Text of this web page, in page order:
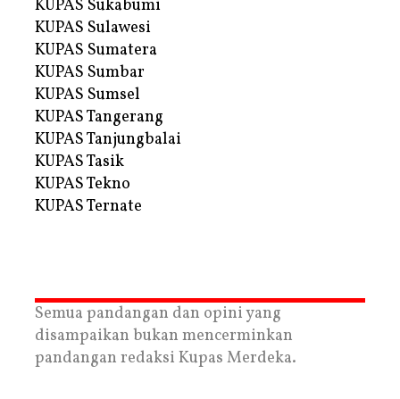
KUPAS Sukabumi
KUPAS Sulawesi
KUPAS Sumatera
KUPAS Sumbar
KUPAS Sumsel
KUPAS Tangerang
KUPAS Tanjungbalai
KUPAS Tasik
KUPAS Tekno
KUPAS Ternate
Semua pandangan dan opini yang
disampaikan bukan mencerminkan
pandangan redaksi Kupas Merdeka.